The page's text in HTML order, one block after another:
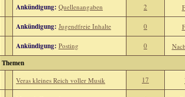
Ankündigung: Quellenangaben 2
Ankündigung: Jugendfreie Inhalte 0
Ankündigung: Posting 0
Themen
Veras kleines Reich voller Musik 17